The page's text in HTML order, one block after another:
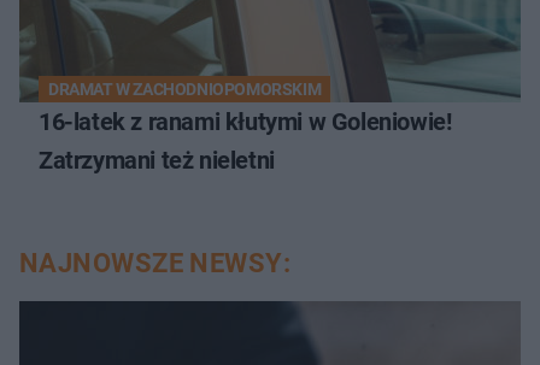
DRAMAT W ZACHODNIOPOMORSKIM
16-latek z ranami kłutymi w Goleniowie!
Zatrzymani też nieletni
NAJNOWSZE NEWSY: